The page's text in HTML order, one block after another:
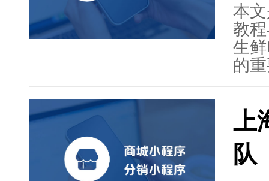
时
本
教
生
的
析
商
文
上
队